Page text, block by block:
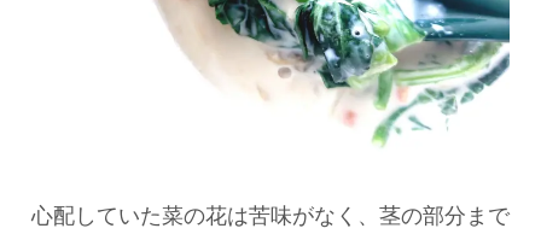
心配していた菜の花は苦味がなく、茎の部分まで